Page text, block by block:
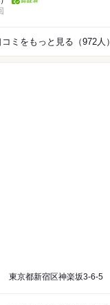
コミをもっと見る（972人）
東京都新宿区神楽坂3-6-5